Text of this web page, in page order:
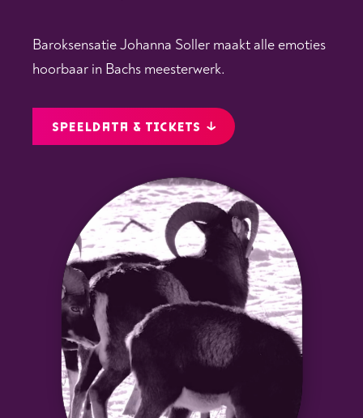
Baroksensatie Johanna Soller maakt alle emoties
hoorbaar in Bachs meesterwerk.
SPEELDATA & TICKETS